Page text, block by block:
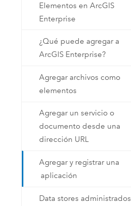
Elementos en ArcGIS
Enterprise
¿Qué puede agregar a
ArcGIS Enterprise?
Agregar archivos como
elementos
Agregar un servicio o
documento desde una
dirección URL
Agregar y registrar una
aplicación
Data stores administrados